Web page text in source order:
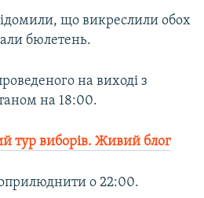
що викреслили обох
бюлетень.
на виході з
на 18:00.
тур виборів. Живий блог
о 22:00.